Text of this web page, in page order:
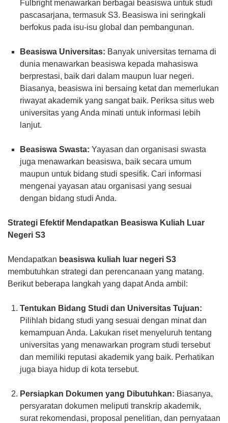
Fulbright menawarkan berbagai beasiswa untuk studi
pascasarjana, termasuk S3. Beasiswa ini seringkali
berfokus pada isu-isu global dan pembangunan.
Beasiswa Universitas: Banyak universitas ternama di
dunia menawarkan beasiswa kepada mahasiswa
berprestasi, baik dari dalam maupun luar negeri.
Biasanya, beasiswa ini bersaing ketat dan memerlukan
riwayat akademik yang sangat baik. Periksa situs web
universitas yang Anda minati untuk informasi lebih
lanjut.
Beasiswa Swasta: Yayasan dan organisasi swasta
juga menawarkan beasiswa, baik secara umum
maupun untuk bidang studi spesifik. Cari informasi
mengenai yayasan atau organisasi yang sesuai
dengan bidang studi Anda.
Strategi Efektif Mendapatkan Beasiswa Kuliah Luar
Negeri S3
Mendapatkan beasiswa kuliah luar negeri S3
membutuhkan strategi dan perencanaan yang matang.
Berikut beberapa langkah yang dapat Anda ambil:
Tentukan Bidang Studi dan Universitas Tujuan:
Pilihlah bidang studi yang sesuai dengan minat dan
kemampuan Anda. Lakukan riset menyeluruh tentang
universitas yang menawarkan program studi tersebut
dan memiliki reputasi akademik yang baik. Perhatikan
juga biaya hidup di kota tersebut.
Persiapkan Dokumen yang Dibutuhkan: Biasanya,
persyaratan dokumen meliputi transkrip akademik,
surat rekomendasi, proposal penelitian, dan pernyataan